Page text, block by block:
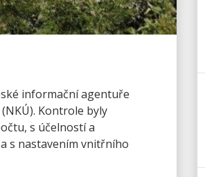
informační agentuře
Kontrole byly
s účelností a
s nastavením vnitřního